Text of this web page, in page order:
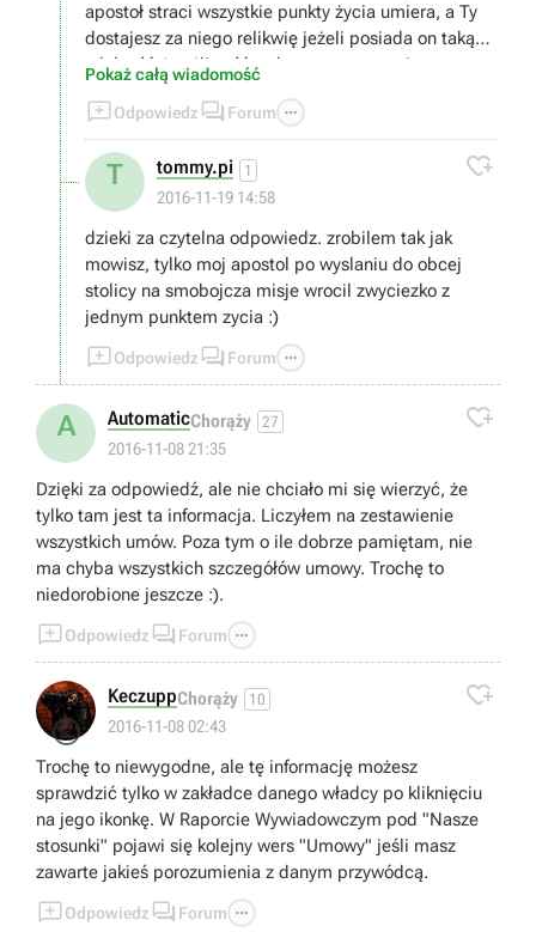
apostoł straci wszystkie punkty życia umiera, a Ty
dostajesz za niego relikwię jeżeli posiada on taką
zdolność (możliwość wyboru przy awansie
jednostki). Jeżeli pokonasz swoją jednostką inna
teologiczną postać to w okolicy Twoja religia
zyskuje a religia przeciwnika spada. Jak przegrasz
to odwrotnie. ;)
Pokaż całą wiadomość
Odpowiedz  Forum 
T tommy.pi 1
2016-11-19 14:58

dzieki za czytelna odpowiedz. zrobilem tak jak
mowisz, tylko moj apostol po wyslaniu do obcej
stolicy na smobojcza misje wrocil zwyciezko z
jednym punktem zycia :)
Odpowiedz  Forum 
A AutomaticChorąży 27
2016-11-08 21:35

Dzięki za odpowiedź, ale nie chciało mi się wierzyć, że
tylko tam jest ta informacja. Liczyłem na zestawienie
wszystkich umów. Poza tym o ile dobrze pamiętam, nie
ma chyba wszystkich szczegółów umowy. Trochę to
niedorobione jeszcze :).
Odpowiedz  Forum 
😐
KeczuppChorąży 10
2016-11-08 02:43

Trochę to niewygodne, ale tę informację możesz
sprawdzić tylko w zakładce danego władcy po kliknięciu
na jego ikonkę. W Raporcie Wywiadowczym pod "Nasze
stosunki" pojawi się kolejny wers "Umowy" jeśli masz
zawarte jakieś porozumienia z danym przywódcą.
Odpowiedz  Forum 